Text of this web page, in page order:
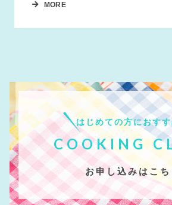
MORE
はじめての方におす
COOKING
お申し込みはこち